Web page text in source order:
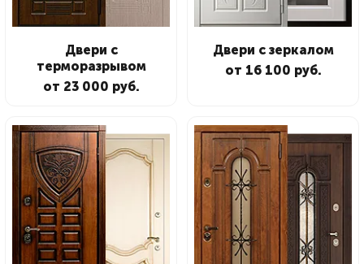
Двери с
терморазрывом
от 23 000 руб.
Двери с зеркалом
от 16 100 руб.